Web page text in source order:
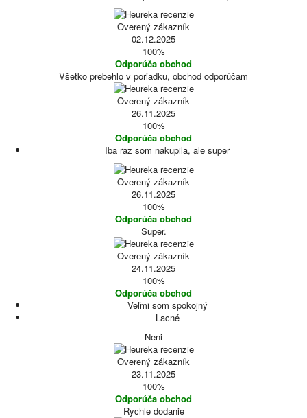
Overený zákazník
02.12.2025
100%
Odporúča obchod
Všetko prebehlo v poriadku, obchod odporúčam
Overený zákazník
26.11.2025
100%
Odporúča obchod
Iba raz som nakupila, ale super
Overený zákazník
26.11.2025
100%
Odporúča obchod
Super.
Overený zákazník
24.11.2025
100%
Odporúča obchod
Veľmi som spokojný
Lacné
Neni
Overený zákazník
23.11.2025
100%
Odporúča obchod
Rychle dodanie